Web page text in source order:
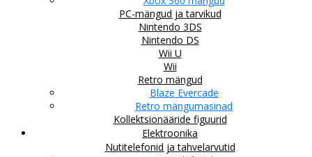
PC-mängud ja tarvikud
Nintendo 3DS
Nintendo DS
Wii U
Wii
Retro mängud
Blaze Evercade
Retro mängumasinad
Kollektsionääride figuurid
Elektroonika
Nutitelefonid ja tahvelarvutid